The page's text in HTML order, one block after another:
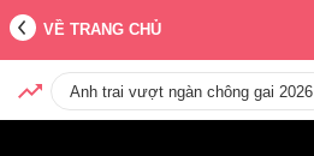
VỀ TRANG CHỦ
Anh trai vượt ngàn chông gai 2026